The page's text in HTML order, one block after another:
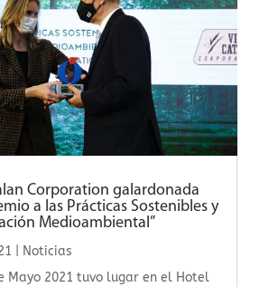
Corporation galardonada
a las Prácticas Sostenibles y
Medioambiental”
Noticias
Mayo 2021 tuvo lugar en el Hotel